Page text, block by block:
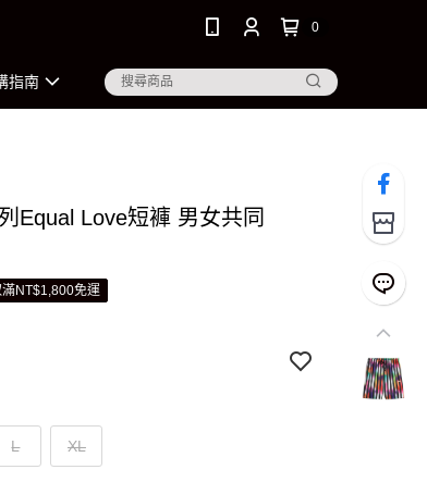
0
指南
Equal Love短褲 男女共同
滿NT$1,800免運
L XL